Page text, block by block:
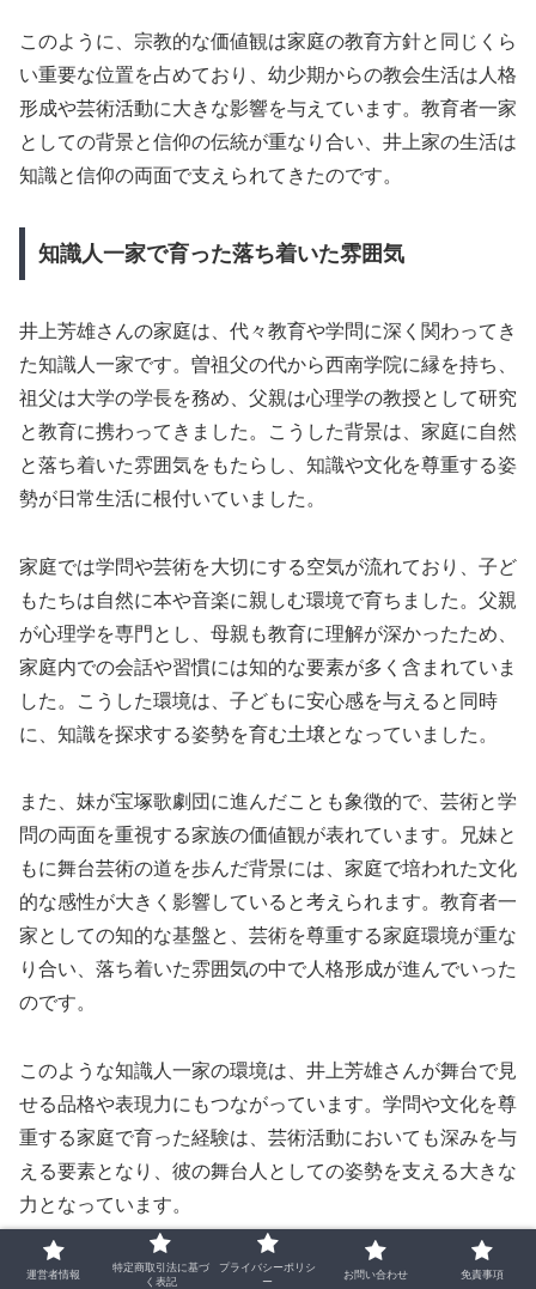
このように、宗教的な価値観は家庭の教育方針と同じくら
い重要な位置を占めており、幼少期からの教会生活は人格
形成や芸術活動に大きな影響を与えています。教育者一家
としての背景と信仰の伝統が重なり合い、井上家の生活は
知識と信仰の両面で支えられてきたのです。
知識人一家で育った落ち着いた雰囲気
井上芳雄さんの家庭は、代々教育や学問に深く関わってき
た知識人一家です。曽祖父の代から西南学院に縁を持ち、
祖父は大学の学長を務め、父親は心理学の教授として研究
と教育に携わってきました。こうした背景は、家庭に自然
と落ち着いた雰囲気をもたらし、知識や文化を尊重する姿
勢が日常生活に根付いていました。
家庭では学問や芸術を大切にする空気が流れており、子ど
もたちは自然に本や音楽に親しむ環境で育ちました。父親
が心理学を専門とし、母親も教育に理解が深かったため、
家庭内での会話や習慣には知的な要素が多く含まれていま
した。こうした環境は、子どもに安心感を与えると同時
に、知識を探求する姿勢を育む土壌となっていました。
また、妹が宝塚歌劇団に進んだことも象徴的で、芸術と学
問の両面を重視する家族の価値観が表れています。兄妹と
もに舞台芸術の道を歩んだ背景には、家庭で培われた文化
的な感性が大きく影響していると考えられます。教育者一
家としての知的な基盤と、芸術を尊重する家庭環境が重な
り合い、落ち着いた雰囲気の中で人格形成が進んでいった
のです。
このような知識人一家の環境は、井上芳雄さんが舞台で見
せる品格や表現力にもつながっています。学問や文化を尊
重する家庭で育った経験は、芸術活動においても深みを与
える要素となり、彼の舞台人としての姿勢を支える大きな
力となっています。
教育と芸術を重視する家庭環境
運営者情報
特定商取引法に基づ
く表記
プライバシーポリシ
ー
お問い合わせ 免責事項